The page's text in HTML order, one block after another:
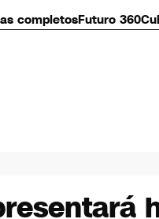
completosFuturo 360